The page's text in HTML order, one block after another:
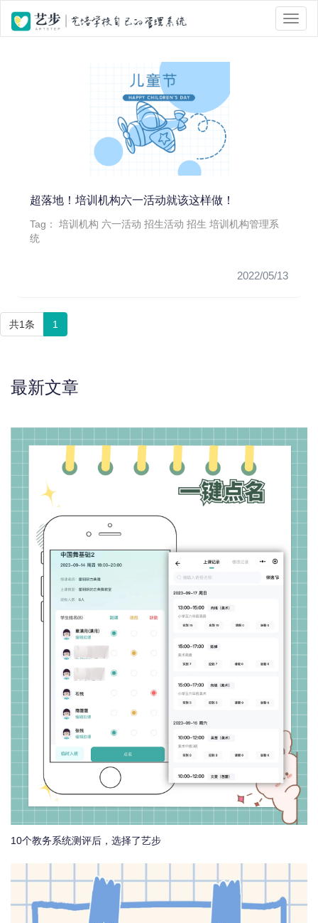
位置 : 首页 > Tag 标签页面 > 六一活动
超落地！培训机构六一活动就该这样做！
Tag：培训机构 六一活动 招生活动 招生 培训机构管理系
统
2022/05/13
共1条 1
最新文章
10个教务系统测评后，选择了艺步